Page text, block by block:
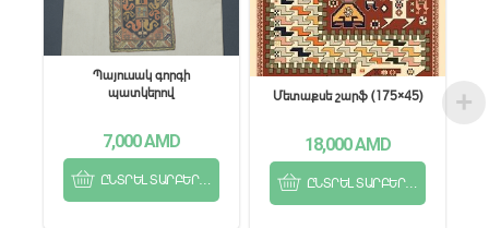
Պայուսակ գորգի
պատկերով
7,000AMD
ԸՆՏՐԵԼ ՏԱՐԲԵՐԱԿՆԵՐԻՑ
Մետաքսե շարֆ (175×45)
18,000AMD
ԸՆՏՐԵԼ ՏԱՐԲԵՐԱԿՆԵՐԻՑ